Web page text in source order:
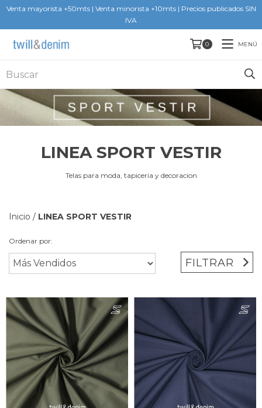
Venta mayorista +50mts | Venta minorista +10mts | Precios publicados SIN
IVA
0 MENÚ
LINEA SPORT VESTIR
Telas para moda, tapiceria y decoracion
Inicio / LINEA SPORT VESTIR
Ordenar por:
FILTRAR